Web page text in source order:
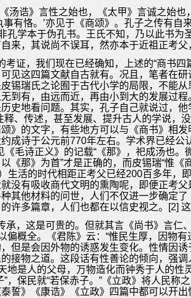
汤诰》言性之始也，《太甲》言诚之始
有恪。’亦见于《商颂》。孔子之传有自
孔学本于伪孔书。王氏不知，乃以此书
来，其说尚不误耳，然亦本于近祖正考父
证，我们现在已经确知，上述的“商书四
见这四篇文献自古就有。况且，笔者在研
锡瑞氏之论囿于古代小学的局限，不能
到有，由远而近，再由小到大的发展过
史地看问题。其实，孔子自己就说过，他
、传述，甚至发展、提升古人的学说，
》的文字，有些地方可以与《商书》相
成诗于公元前770年左右。学术界已经
毛诗正义》的记载“《那》，祀成汤也
《那》为首”才是正确的，而皮锡瑞“惟《
生活的时代相距正考父已经200百多年，
没有吸收商代文明的熏陶呢，即便正考
其他材料的问世，人们不仅进一步确定
许多篇章，人们也都在以信史视之。[2]
承，这是可贵的。但就其言《尚书》言仁
偏概全。《君陈》云：“惟民生厚，因物
但是会因外物的诱惑发生变化。性情因
接物之道。这段话有性善论的倾向，强调
地是人的父母，万物造化而钟秀于人的
，保民就“若保赤子。”《立政》将人民称
誓》《康诰》《立政》四篇中都可以开出